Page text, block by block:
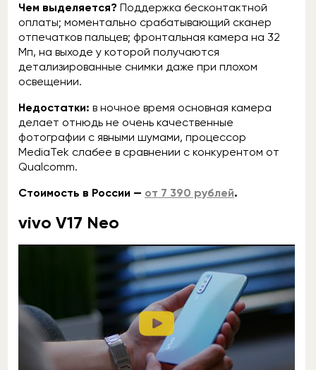
Чем выделяется? Поддержка бесконтактной
оплаты; моментально срабатывающий сканер
отпечатков пальцев; фронтальная камера на 32
Мп, на выходе у которой получаются
детализированные снимки даже при плохом
освещении.
Недостатки: в ночное время основная камера
делает отнюдь не очень качественные
фотографии с явными шумами, процессор
MediaTek слабее в сравнении с конкурентом от
Qualcomm.
Стоимость в России — от 7 390 рублей.
vivo V17 Neo